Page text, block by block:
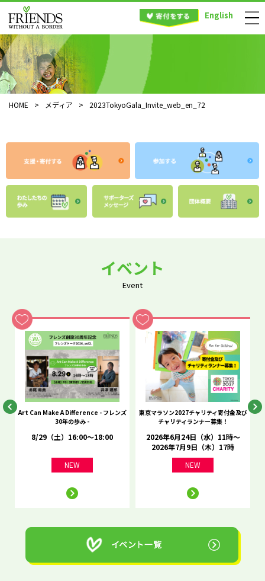
English
HOME > メディア > 2023TokyoGala_Invite_web_en_72
イベント
Event
Art Can Make A Difference - フレンズ
30年の歩み -
8/29（土）16:00～18:00
NEW
東京マラソン2027チャリティ寄付金及び
チャリティランナー募集！
2026年6月24日（水）11時～
2026年7月9日（木）17時
NEW